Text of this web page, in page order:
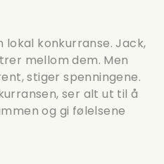
konkurranse. Jack,
mellom dem. Men
stiger spenningene.
ser alt ut til å
og gi følelsene